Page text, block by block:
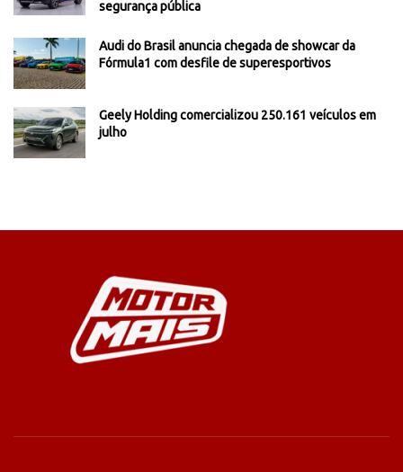
segurança pública
Audi do Brasil anuncia chegada de showcar da
Fórmula1 com desfile de superesportivos
Geely Holding comercializou 250.161 veículos em
julho